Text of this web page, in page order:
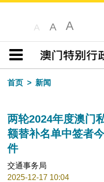
A A A
目录
首页
新闻
两轮2024年度澳门
额替补名单中签者
件
交通事务局
2025-12-17 10:04